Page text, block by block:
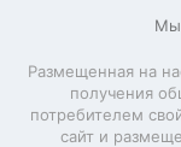
Мы
Размещенная на
получения
потребителем
сайт и